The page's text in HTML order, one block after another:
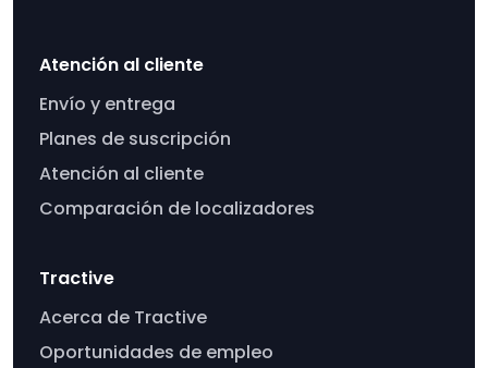
Atención al cliente
Envío y entrega
Planes de suscripción
Atención al cliente
Comparación de localizadores
Tractive
Acerca de Tractive
Oportunidades de empleo